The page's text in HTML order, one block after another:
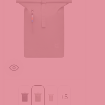
Blackbass clam mono
+5